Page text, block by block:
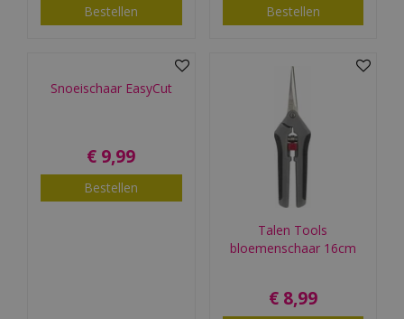
Bestellen Bestellen
Snoeischaar EasyCut
€ 9,99
Bestellen
Talen Tools
bloemenschaar 16cm
€ 8,99